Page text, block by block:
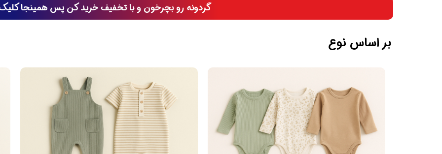
گردونه رو بچرخون و با تخفیف خرید کن پس همینجا
بر اساس نوع